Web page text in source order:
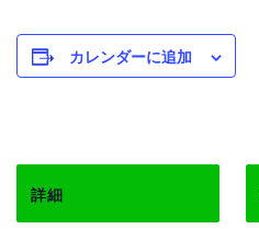
カレンダーに追加
詳細